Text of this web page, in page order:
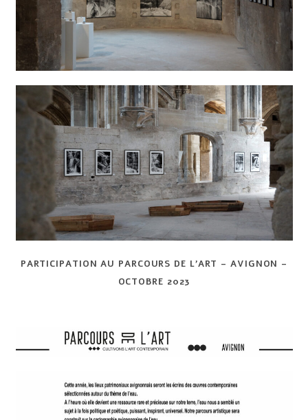
PARTICIPATION AU PARCOURS DE L’ART – AVIGNON –
OCTOBRE 2023